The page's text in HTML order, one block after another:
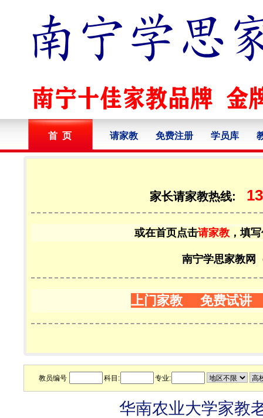
首 页 请家教 免费注册 学员库
家长请家教热线:
或在首页点击请家教 ，填
南宁学思家教网
上门家教 免费试讲
教员编号 科目: 专业:
华南农业大学家教